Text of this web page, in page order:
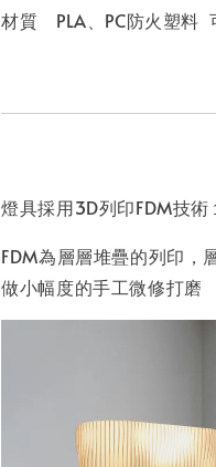
材質 PLA、PC防火塑料
燈具採用3D列印FDM技
FDM為層層堆疊的列印，
做小幅度的手工微修打磨